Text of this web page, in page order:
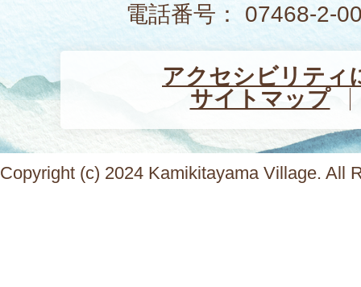
電話番号： 07468-2-
アクセシビリティ
サイトマップ
Copyright (c) 2024 Kamikitayama Village. All